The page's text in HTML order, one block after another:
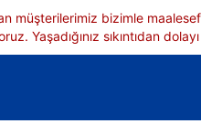
müşterilerimiz bizimle
Yaşadığınız sıkıntıdan